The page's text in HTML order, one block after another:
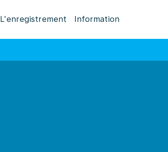
L'enregistrement Information